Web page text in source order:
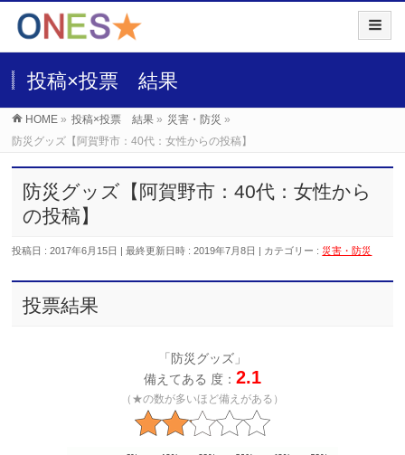
投稿×投票 結果
HOME » 投稿×投票 結果 » 災害・防災 »
防災グッズ【阿賀野市：40代：女性からの投稿】
防災グッズ【阿賀野市：40代：女性から
の投稿】
投稿日 : 2017年6月15日 最終更新日時 : 2019年7月8日 カテゴリー : 災害・防災
投票結果
「防災グッズ」
備えてある 度： 2.1
（★の数が多いほど備えがある）